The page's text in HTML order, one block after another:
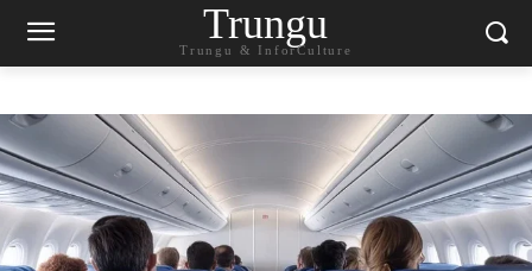
Trungu
Trungu & InforCulture